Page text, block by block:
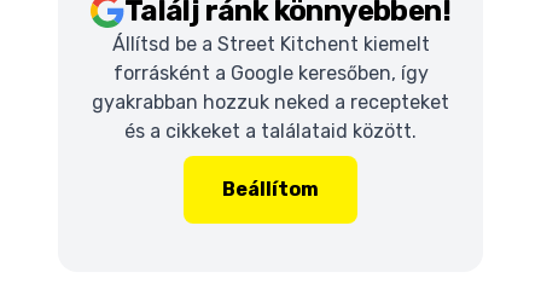
Találj ránk könnyebben!
Állítsd be a Street Kitchent kiemelt
forrásként a Google keresőben, így
gyakrabban hozzuk neked a recepteket
és a cikkeket a találataid között.
Beállítom